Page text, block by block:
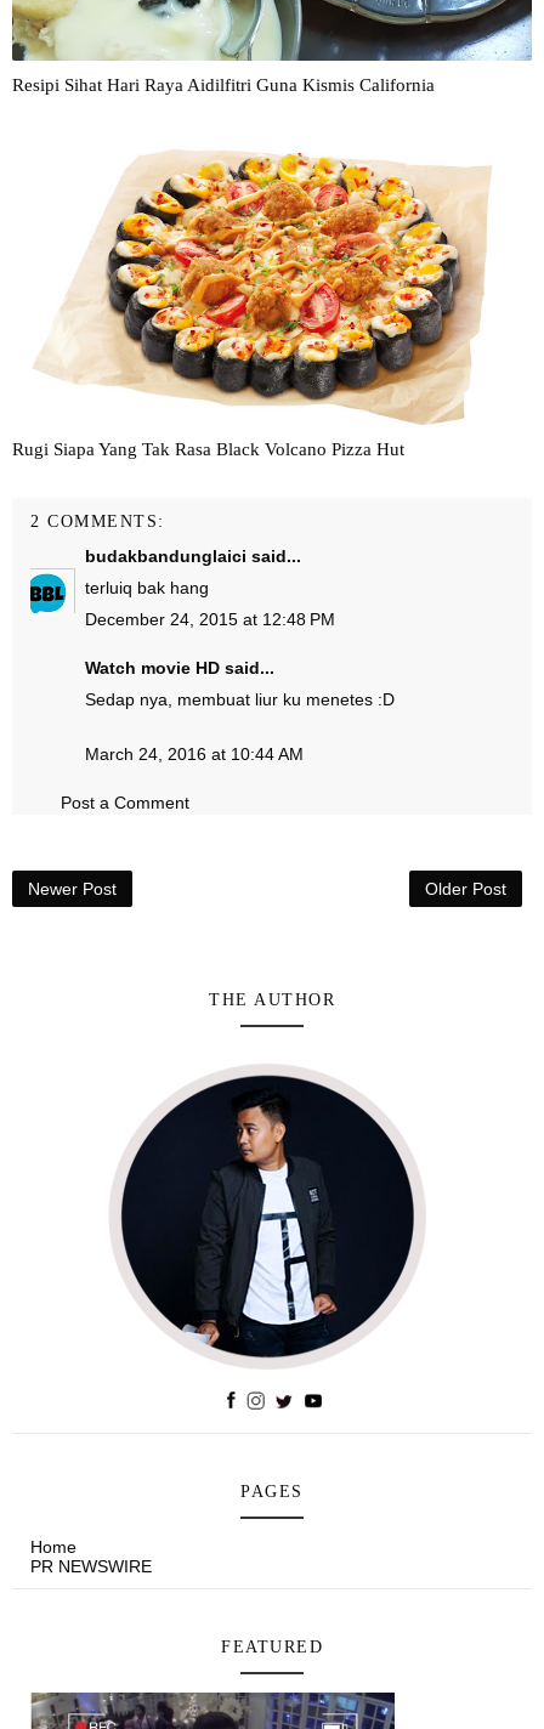
Resipi Sihat Hari Raya Aidilfitri Guna Kismis California
Rugi Siapa Yang Tak Rasa Black Volcano Pizza Hut
2 COMMENTS:
budakbandunglaici said...
terluiq bak hang
December 24, 2015 at 12:48 PM
Watch movie HD said...
Sedap nya, membuat liur ku menetes :D
March 24, 2016 at 10:44 AM
Post a Comment
Newer Post Older Post
THE AUTHOR
PAGES
Home
PR NEWSWIRE
FEATURED